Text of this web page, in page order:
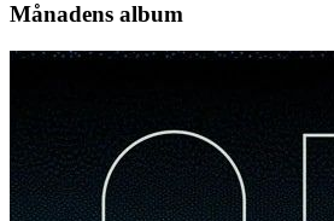
Månadens album